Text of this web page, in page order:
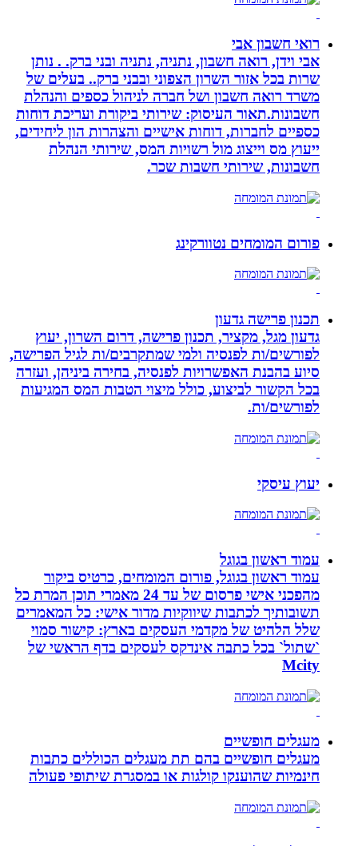
רואי חשבון אבי
אבי וידן, רואה חשבון, נתניה, נתניה ובני ברק. . נותן
שרות בכל אזור השרון הצפוני ובבני ברק.. בעלים של
משרד רואה חשבון ושל חברה לניהול כספים והנהלת
חשבונות.תאור העיסוק: שירותי ביקורת ועריכת דוחות
כספיים לחברות, דוחות אישיים והצהרות הון ליחידים,
ייעוץ מס וייצוג מול רשויות המס, שירותי הנהלת
חשבונות, שירותי חשבות שכר.
פורום המומחים נטוורקינג
תכנון פרישה גדעון
גדעון מגל, מקציר, תכנון פרישה, דרום השרון, יעוץ
לפורשים/ות לפנסיה ולמי שמתקרבים/ות לגיל הפרישה,
סיוע בהבנת האפשרויות לפנסיה, בחירה ביניהן, ועזרה
בכל הקשור לביצוע, כולל מיצוי הטבות המס המגיעות
לפורשים/ות.
יעוץ עיסקי
עמוד ראשון בגוגל
עמוד ראשון בגוגל, פורום המומחים, כרטיס ביקור
מהפכני אישי פרסום של עד 24 מאמרי תוכן המרת כל
תשובותיך לכתבות שיווקיות מדור אישי: כל המאמרים
שלל הלהיט של מקדמי העסקים בארץ: קישור סמוי
`שתול` בכל כתבה אינדקס לעסקים בדף הראשי של
Mcity
מעגלים חופשיים
מעגלים חופשיים בהם תת מעגלים הכוללים כתבות
חינמיות שהוענקו קולגות או במסגרת שיתופי פעולה